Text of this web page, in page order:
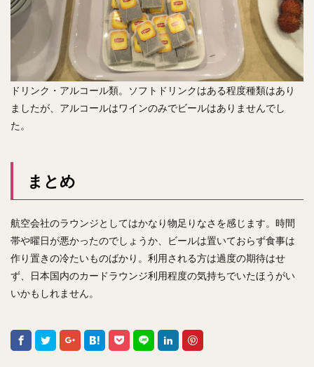
ドリンク・アルコール類。ソフトドリンクはある程度種類はあり
ましたが、アルコールはワインのみでビールはありませんでし
た。
まとめ
航空会社のラウンジとしてはかなり物足りなさを感じます。時間
帯や曜日が悪かったのでしょうか、ビールは置いておらず食事は
作り置きの冷たいものばかり。利用される方は過度の期待はせ
ず、日本国内のカードラウンジ利用程度の気持ちでいたほうがい
いかもしれません。